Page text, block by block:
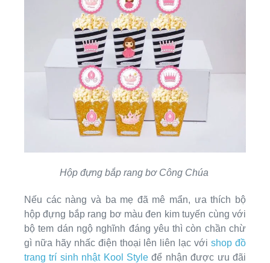
Hộp đựng bắp rang bơ Công Chúa
Nếu các nàng và ba mẹ đã mê mẩn, ưa thích bộ
hộp đựng bắp rang bơ màu đen kim tuyến cùng với
bộ tem dán ngộ nghĩnh đáng yêu thì còn chần chừ
gì nữa hãy nhấc điện thoại lên liên lạc vớishop đồ
trang trí sinh nhật Kool Style để nhận được ưu đãi